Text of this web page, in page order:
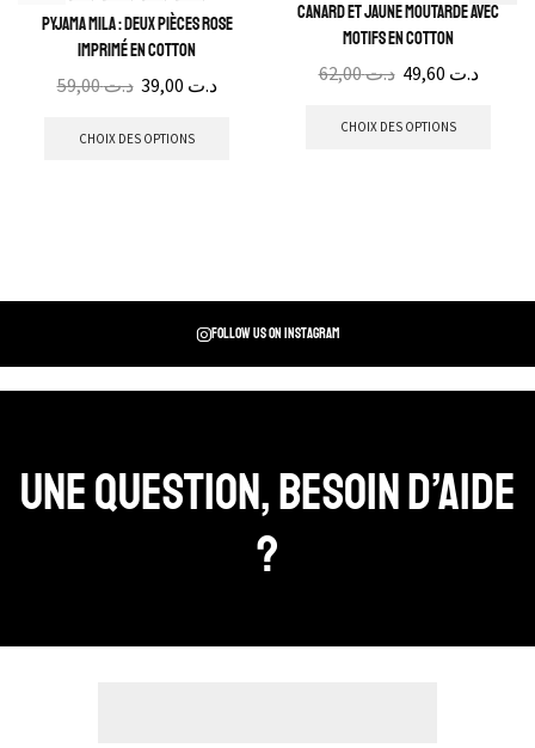
Pyjama Mila : deux pièces rose
imprimé en cotton
د.ت59,00 د.ت
CHOIX DES OPTIONS
canard et jaune moutarde avec
motifs en cotton
د.ت62,00 د.ت
CHOIX DES OPTIONS
Follow us on instagram
Une question, Besoin d’aide
?